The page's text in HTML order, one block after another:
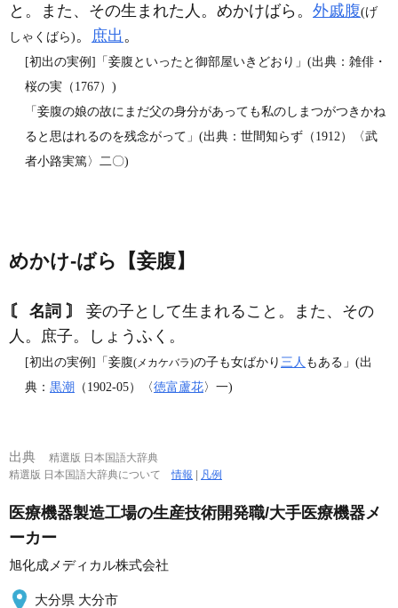
と。また、その生まれた人。めかけばら。 外戚腹(げ
しゃくばら)。 庶出 。
[初出の実例]「妾腹といったと御部屋いきどおり」(出典：雑俳・
桜の実（1767）)
「妾腹の娘の故にまだ父の身分があっても私のしまつがつきかね
ると思はれるのを残念がって」(出典：世間知らず（1912）〈武
者小路実篤〉二〇)
めかけ‐ばら【妾腹】
〘 名詞 〙
妾の子として生まれること。また、その
人。庶子。しょうふく。
[初出の実例]「妾腹(メカケバラ)の子も女ばかり 三人 もある」(出
典： 黒潮 （1902‐05）〈徳富蘆花〉一)
出典
精選版 日本国語大辞典
精選版 日本国語大辞典について情報 | 凡例
医療機器製造工場の生産技術開発職/大手医療機器メ
ーカー
旭化成メディカル株式会社
大分県 大分市